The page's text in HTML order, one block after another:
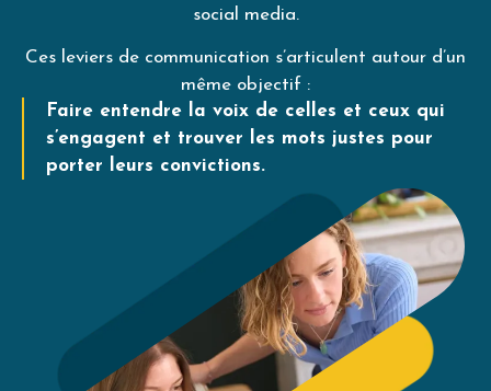
social media.
Ces leviers de communication s’articulent autour d’un
même objectif :
Faire entendre la voix de celles et ceux qui
s’engagent et trouver les mots justes pour
porter leurs convictions.